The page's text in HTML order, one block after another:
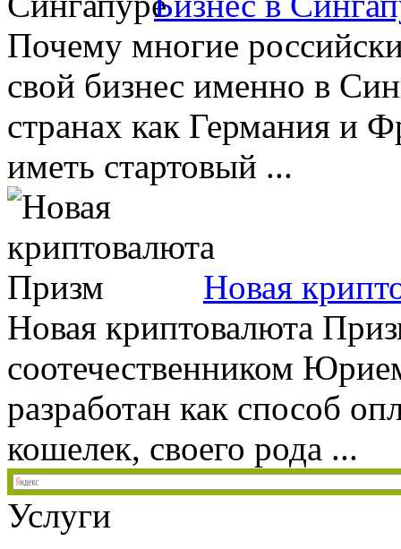
Почему многие
свой бизнес именно в
странах как Германия и
иметь стартовый ...
Новая
Новая криптовалюта
соотечественником
разработан как способ
кошелек, своего рода ...
Услуги